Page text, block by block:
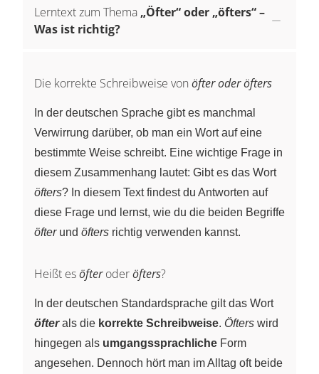
Lerntext zum Thema „Öfter“ oder „öfters“ –
Was ist richtig?
Die korrekte Schreibweise von öfter oder öfters
In der deutschen Sprache gibt es manchmal
Verwirrung darüber, ob man ein Wort auf eine
bestimmte Weise schreibt. Eine wichtige Frage in
diesem Zusammenhang lautet: Gibt es das Wort
öfters? In diesem Text findest du Antworten auf
diese Frage und lernst, wie du die beiden Begriffe
öfterund öfters richtig verwenden kannst.
Heißt esöfteroderöfters?
In der deutschen Standardsprache gilt das Wort
öfterals die korrekte Schreibweise. Öfters wird
hingegen als umgangssprachliche Form
angesehen. Dennoch hört man im Alltag oft beide